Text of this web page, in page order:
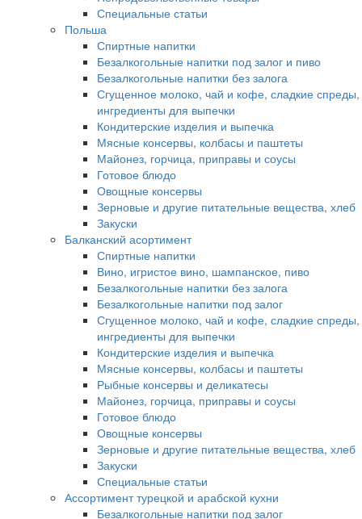
Специальные статьи
Польша
Спиртные напитки
Безалкогольные напитки под залог и пиво
Безалкогольные напитки без залога
Сгущенное молоко, чай и кофе, сладкие спреды,
ингредиенты для выпечки
Кондитерские изделия и выпечка
Мясные консервы, колбасы и паштеты
Майонез, горчица, приправы и соусы
Готовое блюдо
Овощные консервы
Зерновые и другие питательные вещества, хлеб
Закуски
Балканский асортимент
Спиртные напитки
Вино, игристое вино, шампанское, пиво
Безалкогольные напитки без залога
Безалкогольные напитки под залог
Сгущенное молоко, чай и кофе, сладкие спреды,
ингредиенты для выпечки
Кондитерские изделия и выпечка
Мясные консервы, колбасы и паштеты
Рыбные консервы и деликатесы
Майонез, горчица, приправы и соусы
Готовое блюдо
Овощные консервы
Зерновые и другие питательные вещества, хлеб
Закуски
Специальные статьи
Ассортимент турецкой и арабской кухни
Безалкогольные напитки под залог